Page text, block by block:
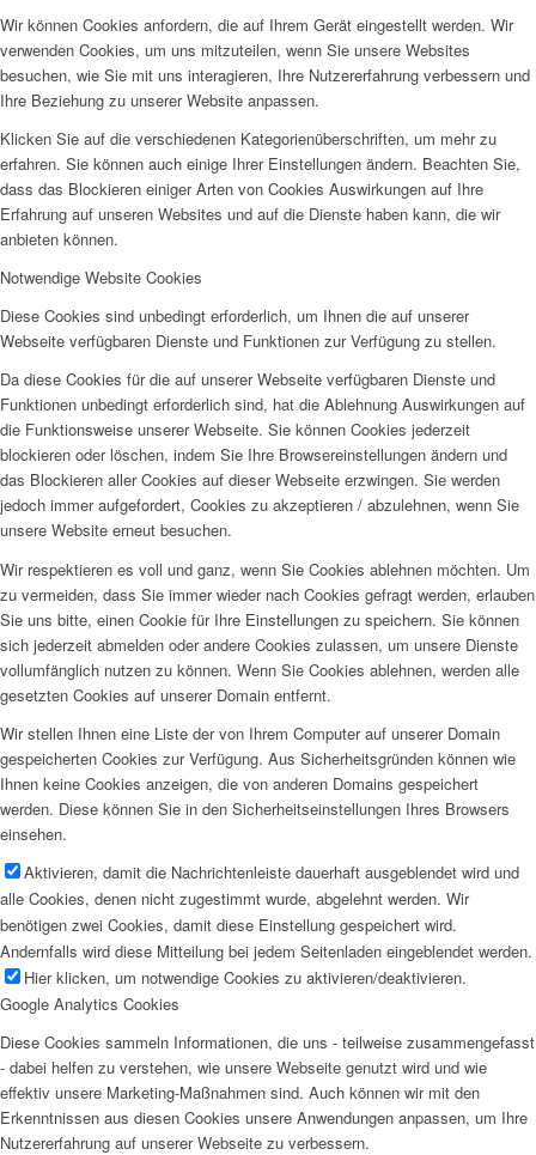
Wir können Cookies anfordern, die auf Ihrem Gerät eingestellt werden. Wir
verwenden Cookies, um uns mitzuteilen, wenn Sie unsere Websites
besuchen, wie Sie mit uns interagieren, Ihre Nutzererfahrung verbessern und
Ihre Beziehung zu unserer Website anpassen.
Klicken Sie auf die verschiedenen Kategorienüberschriften, um mehr zu
erfahren. Sie können auch einige Ihrer Einstellungen ändern. Beachten Sie,
dass das Blockieren einiger Arten von Cookies Auswirkungen auf Ihre
Erfahrung auf unseren Websites und auf die Dienste haben kann, die wir
anbieten können.
Notwendige Website Cookies
Diese Cookies sind unbedingt erforderlich, um Ihnen die auf unserer
Webseite verfügbaren Dienste und Funktionen zur Verfügung zu stellen.
Da diese Cookies für die auf unserer Webseite verfügbaren Dienste und
Funktionen unbedingt erforderlich sind, hat die Ablehnung Auswirkungen auf
die Funktionsweise unserer Webseite. Sie können Cookies jederzeit
blockieren oder löschen, indem Sie Ihre Browsereinstellungen ändern und
das Blockieren aller Cookies auf dieser Webseite erzwingen. Sie werden
jedoch immer aufgefordert, Cookies zu akzeptieren / abzulehnen, wenn Sie
unsere Website erneut besuchen.
Wir respektieren es voll und ganz, wenn Sie Cookies ablehnen möchten. Um
zu vermeiden, dass Sie immer wieder nach Cookies gefragt werden, erlauben
Sie uns bitte, einen Cookie für Ihre Einstellungen zu speichern. Sie können
sich jederzeit abmelden oder andere Cookies zulassen, um unsere Dienste
vollumfänglich nutzen zu können. Wenn Sie Cookies ablehnen, werden alle
gesetzten Cookies auf unserer Domain entfernt.
Wir stellen Ihnen eine Liste der von Ihrem Computer auf unserer Domain
gespeicherten Cookies zur Verfügung. Aus Sicherheitsgründen können wie
Ihnen keine Cookies anzeigen, die von anderen Domains gespeichert
werden. Diese können Sie in den Sicherheitseinstellungen Ihres Browsers
einsehen.
Aktivieren, damit die Nachrichtenleiste dauerhaft ausgeblendet wird und
alle Cookies, denen nicht zugestimmt wurde, abgelehnt werden. Wir
benötigen zwei Cookies, damit diese Einstellung gespeichert wird.
Andernfalls wird diese Mitteilung bei jedem Seitenladen eingeblendet werden.
Hier klicken, um notwendige Cookies zu aktivieren/deaktivieren.
Google Analytics Cookies
Diese Cookies sammeln Informationen, die uns - teilweise zusammengefasst
- dabei helfen zu verstehen, wie unsere Webseite genutzt wird und wie
effektiv unsere Marketing-Maßnahmen sind. Auch können wir mit den
Erkenntnissen aus diesen Cookies unsere Anwendungen anpassen, um Ihre
Nutzererfahrung auf unserer Webseite zu verbessern.